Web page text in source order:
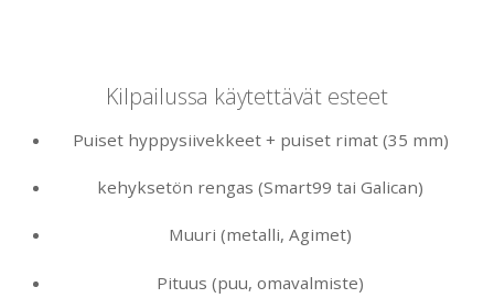
Kilpailussa käytettävät esteet
Puiset hyppysiivekkeet + puiset rimat (35 mm)
kehyksetön rengas (Smart99 tai Galican)
Muuri (metalli, Agimet)
Pituus (puu, omavalmiste)